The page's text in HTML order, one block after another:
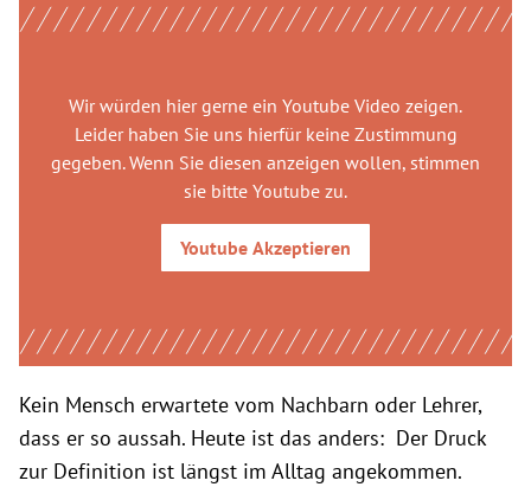
Wir würden hier gerne ein Youtube Video zeigen.
Leider haben Sie uns hierfür keine Zustimmung
gegeben. Wenn Sie diesen anzeigen wollen, stimmen
sie bitte Youtube zu.
Youtube Akzeptieren
Kein Mensch erwartete vom Nachbarn oder Lehrer,
dass er so aussah. Heute ist das anders: Der Druck
zur Definition ist längst im Alltag angekommen.